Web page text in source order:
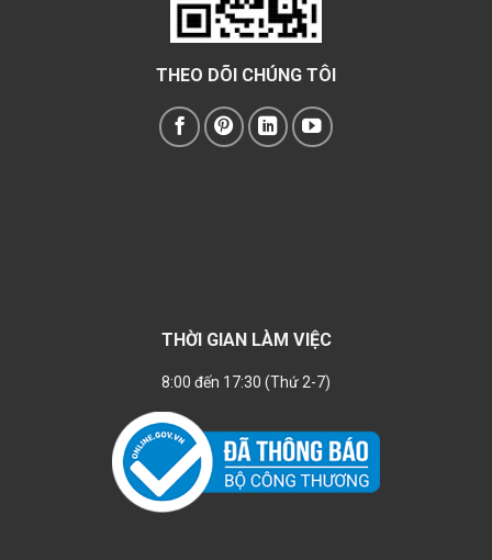
THEO DÕI CHÚNG TÔI
THỜI GIAN LÀM VIỆC
8:00 đến 17:30 (Thứ 2-7)